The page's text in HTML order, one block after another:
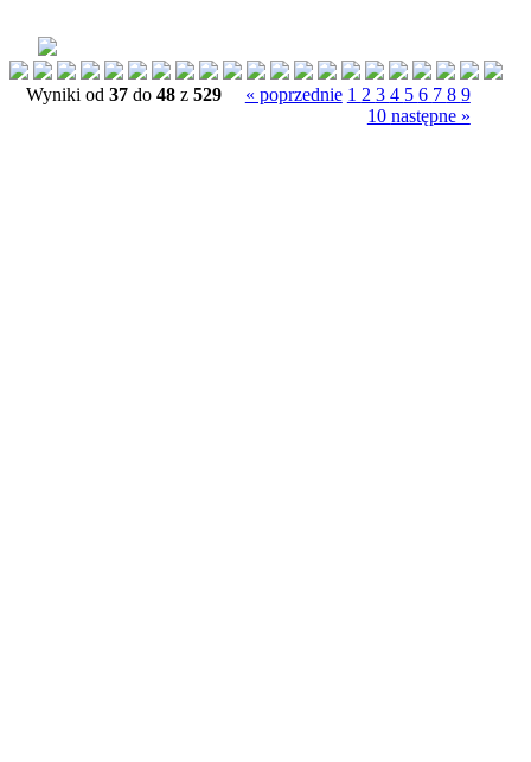
Wyniki od 37do 48z 529 « poprzednie 1 2 3 4 5 6 7 8 9
10 następne »